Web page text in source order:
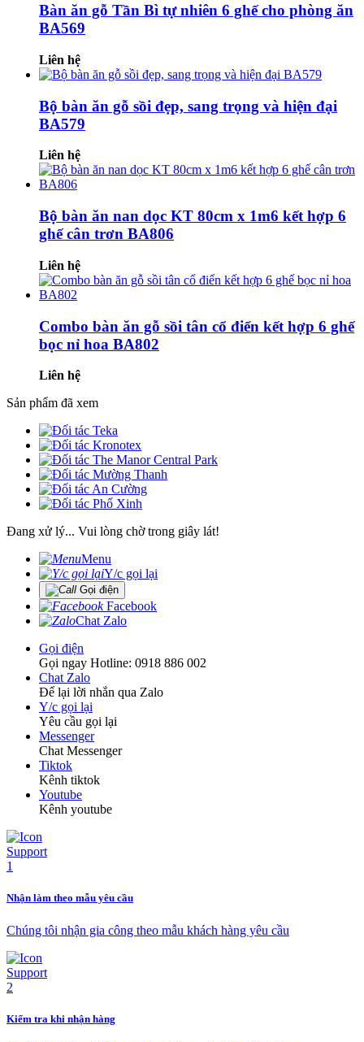
Bàn ăn gỗ Tần Bì tự nhiên 6 ghế cho phòng ăn
BA569
Liên hệ
Bộ bàn ăn gỗ sồi đẹp, sang trọng và hiện đại
BA579
Liên hệ
Bộ bàn ăn nan dọc KT 80cm x 1m6 kết hợp 6
ghế cân trơn BA806
Liên hệ
Combo bàn ăn gỗ sồi tân cổ điển kết hợp 6 ghế
bọc nỉ hoa BA802
Liên hệ
Sản phẩm đã xem
Đang xử lý... Vui lòng chờ trong giây lát!
Menu
Y/c gọi lại
Gọi điện
Facebook
Chat Zalo
Gọi điện
Gọi ngay Hotline: 0918 886 002
Chat Zalo
Để lại lời nhắn qua Zalo
Y/c gọi lại
Yêu cầu gọi lại
Messenger
Chat Messenger
Tiktok
Kênh tiktok
Youtube
Kênh youtube
Nhận làm theo mẫu yêu cầu
Chúng tôi nhận gia công theo mẫu khách hàng yêu cầu
Kiểm tra khi nhận hàng